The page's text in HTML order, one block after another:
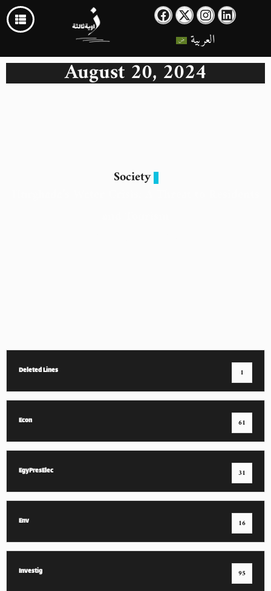
العربية
August 20, 2024
Society
Deleted Lines 1
Econ 61
EgyPresElec 31
Env 16
Investig 95